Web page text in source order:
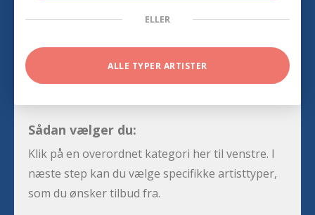
ELLER
ALLE TYPER ARTISTER
Sådan vælger du:
Klik på en overordnet kategori her til venstre. I
næste step kan du vælge specifikke artisttyper,
som du ønsker tilbud fra.